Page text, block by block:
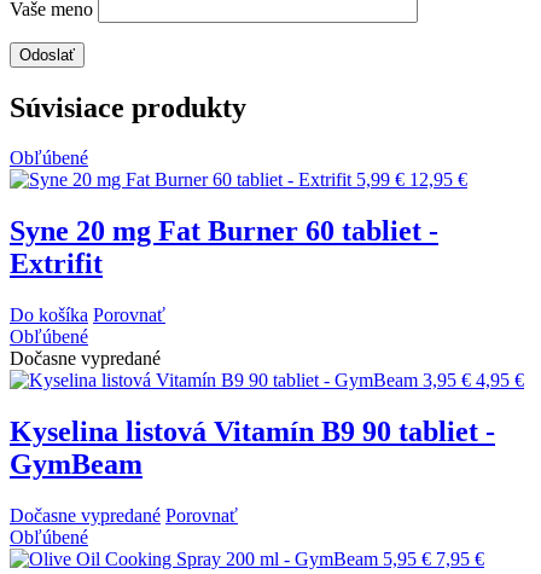
Vaše meno
Súvisiace produkty
Obľúbené
5,99 € 12,95 €
Syne 20 mg Fat Burner 60 tabliet -
Extrifit
Do košíka Porovnať
Obľúbené
Dočasne vypredané
3,95 € 4,95 €
Kyselina listová Vitamín B9 90 tabliet -
GymBeam
Dočasne vypredané Porovnať
Obľúbené
5,95 € 7,95 €